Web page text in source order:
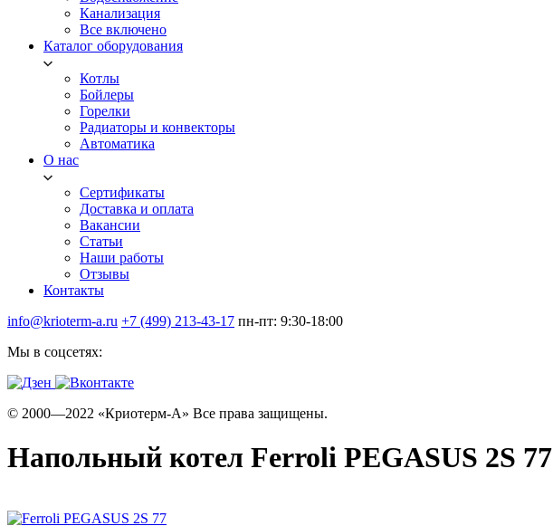
Канализация
Все включено
Каталог оборудования
Котлы
Бойлеры
Горелки
Радиаторы и конвекторы
Автоматика
О нас
Сертификаты
Доставка и оплата
Вакансии
Статьи
Наши работы
Отзывы
Контакты
info@krioterm-a.ru +7 (499) 213-43-17 пн-пт: 9:30-18:00
Мы в соцсетях:
© 2000—2022 «Криотерм-А» Все права защищены.
Напольный котел Ferroli PEGASUS 2S 77